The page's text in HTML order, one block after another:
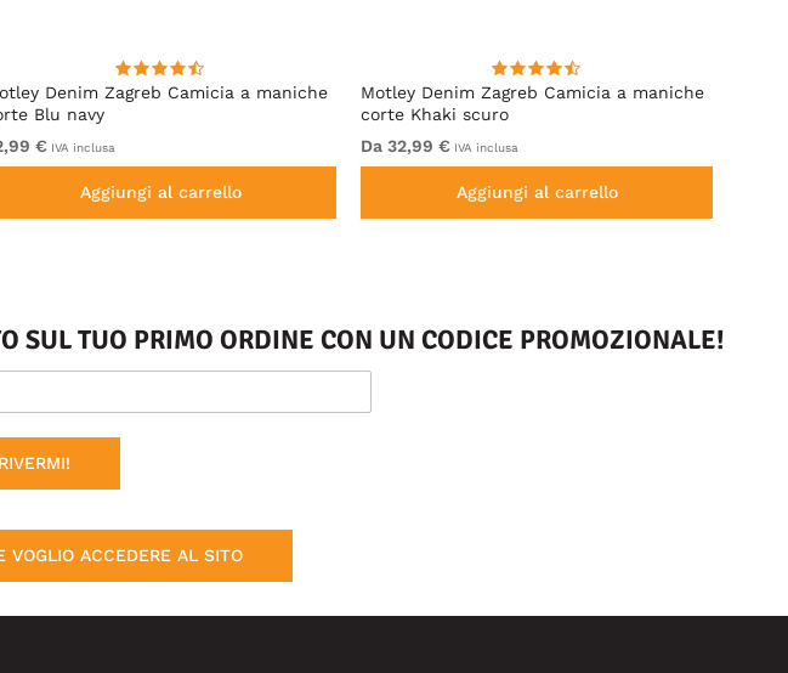
Denim Zagreb Camicia a maniche
Blu navy
€ IVA inclusa
Aggiungi al carrello
Motley Denim Zagreb Camicia a maniche
corte Khaki scuro
Da 32,99 € IVA inclusa
Aggiungi al carrello
SUL TUO PRIMO ORDINE CON UN CODICE PROMOZIONALE!
VOGLIO ACCEDERE AL SITO